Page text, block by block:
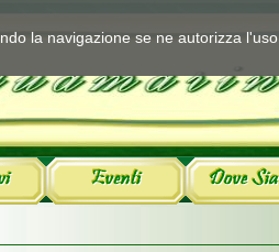
la navigazione se ne autorizza l'uso.